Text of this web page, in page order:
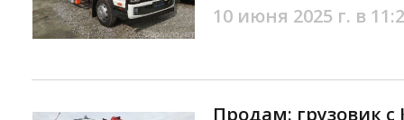
10 июня 2025 г. в
Продам: грузовик